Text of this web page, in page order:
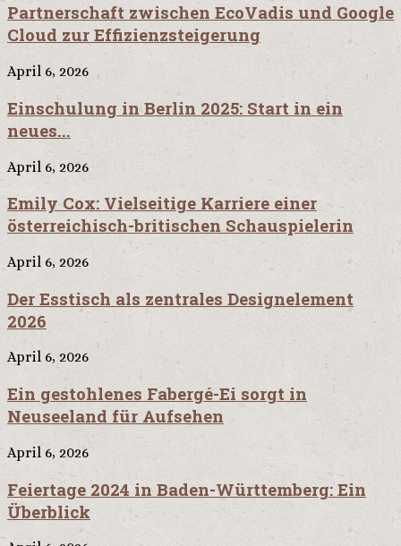
Partnerschaft zwischen EcoVadis und Google
Cloud zur Effizienzsteigerung
April 6, 2026
Einschulung in Berlin 2025: Start in ein
neues...
April 6, 2026
Emily Cox: Vielseitige Karriere einer
österreichisch-britischen Schauspielerin
April 6, 2026
Der Esstisch als zentrales Designelement
2026
April 6, 2026
Ein gestohlenes Fabergé-Ei sorgt in
Neuseeland für Aufsehen
April 6, 2026
Feiertage 2024 in Baden-Württemberg: Ein
Überblick